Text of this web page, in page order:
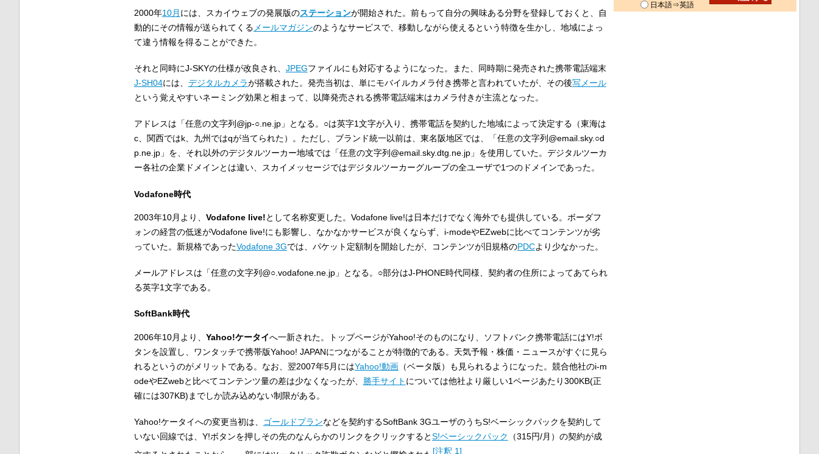
2000年10月 には、スカイウェブの発展版のステーションが開始された。前もって自分の興味ある分野を登録しておくと、自
動的にその情報が送られてくる メールマガジンのようなサービスで、移動しながら使えるという特徴を生かし、地域によっ
て違う情報を得ることができた。
それと同時にJ-SKYの仕様が改良され、 JPEGファイルにも対応するようになった。また、同時期に発売された携帯電話端末
J-SH04には、 デジタルカメラが搭載された。発売当初は、単にモバイルカメラ付き携帯と言われていたが、その後写メール
という覚えやすいネーミング効果と相まって、以降発売される携帯電話端末はカメラ付きが主流となった。
アドレスは「任意の文字列@jp-○.ne.jp」となる。○は英字1文字が入り、携帯電話を契約した地域によって決定する（東海は
c、関西ではk、九州ではqが当てられた）。ただし、ブランド統一以前は、東名阪地区では、「任意の文字列@email.sky.○d
p.ne.jp」を、それ以外のデジタルツーカー地域では「任意の文字列@email.sky.dtg.ne.jp」を使用していた。デジタルツーカ
ー各社の企業ドメインとは違い、スカイメッセージではデジタルツーカーグループの全ユーザで1つのドメインであった。
Vodafone時代
2003年10月より、 Vodafone live!として名称変更した。Vodafone live!は日本だけでなく海外でも提供している。ボーダフ
ォンの経営の低迷がVodafone live!にも影響し、なかなかサービスが良くならず、i-modeやEZwebに比べてコンテンツが劣
っていた。新規格であったVodafone 3Gでは、パケット定額制を開始したが、コンテンツが旧規格のPDCより少なかった。
メールアドレスは「任意の文字列@○.vodafone.ne.jp」となる。○部分はJ-PHONE時代同様、契約者の住所によってあてられ
る英字1文字である。
SoftBank時代
2006年10月より、 Yahoo!ケータイへ一新された。トップページがYahoo!そのものになり、ソフトバンク携帯電話にはY!ボ
タンを設置し、ワンタッチで携帯版Yahoo! JAPANにつながることが特徴的である。天気予報・株価・ニュースがすぐに見ら
れるというのがメリットである。なお、翌2007年5月にはYahoo!動画（ベータ版）も見られるようになった。競合他社のi-m
odeやEZwebと比べてコンテンツ量の差は少なくなったが、 勝手サイト については他社より厳しい1ページあたり300KB(正
確には307KB)までしか読み込めない制限がある。
Yahoo!ケータイへの変更当初は、 ゴールドプランなどを契約するSoftBank 3GユーザのうちS!ベーシックパックを契約して
いない回線では、Y!ボタンを押しその先のなんらかのリンクをクリックするとS!ベーシックパック
（315円/月）の契約が成
[注釈 1]
日本語⇒英語